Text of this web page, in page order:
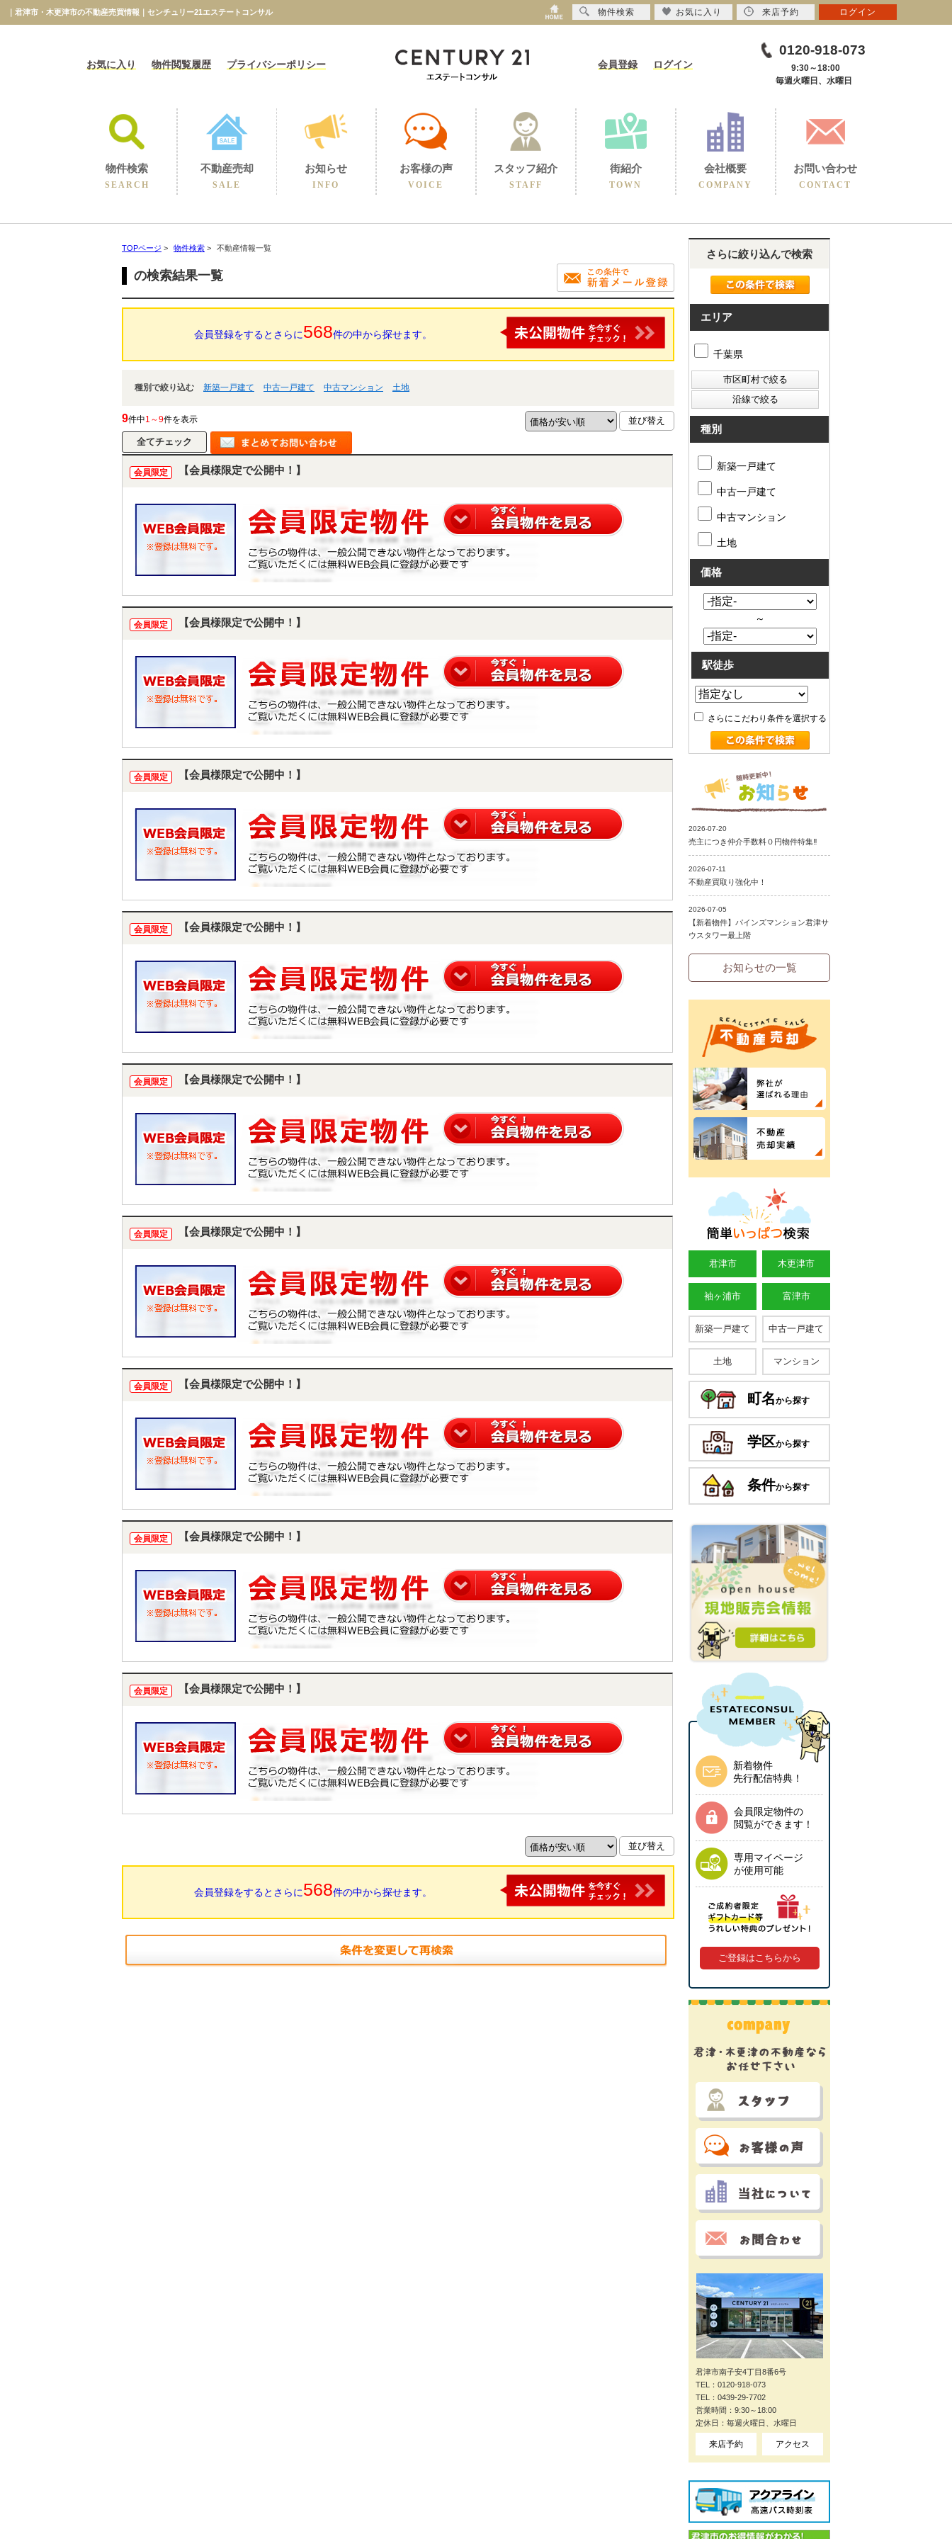
｜君津市・木更津市の不動産売買情報｜センチュリー21エステートコンサル
お気に入り 物件閲覧履歴 プライバシーポリシー 会員登録 ログイン
0120-918-073
9:30～18:00
毎週火曜日、水曜日
物件検索
SEARCH
不動産売却
SALE
お知らせ
INFO
お客様の声
VOICE
スタッフ紹介
STAFF
街紹介
TOWN
会社概要
COMPANY
お問い合わせ
CONTACT
TOPページ > 物件検索 > 不動産情報一覧
の検索結果一覧
会員登録をするとさらに568件の中から探せます。
種別で絞り込む 新築一戸建て 中古一戸建て 中古マンション 土地
9件中1～9件を表示
会員限定 【会員様限定で公開中！】
会員限定 【会員様限定で公開中！】
会員限定 【会員様限定で公開中！】
会員限定 【会員様限定で公開中！】
会員限定 【会員様限定で公開中！】
会員限定 【会員様限定で公開中！】
会員限定 【会員様限定で公開中！】
会員限定 【会員様限定で公開中！】
会員限定 【会員様限定で公開中！】
会員登録をするとさらに568件の中から探せます。
さらに絞り込んで検索
エリア
千葉県
種別
新築一戸建て
中古一戸建て
中古マンション
土地
価格
～
駅徒歩
さらにこだわり条件を選択する
お知らせの一覧
君津市 木更津市
袖ヶ浦市 富津市
新築一戸建て 中古一戸建て
土地 マンション
町名から探す
学区から探す
条件から探す
新着物件
先行配信特典！
会員限定物件の
閲覧ができます！
専用マイページ
が使用可能
ご登録はこちらから
君津市南子安4丁目8番6号
TEL：0120-918-073
TEL：0439-29-7702
営業時間：9:30～18:00
定休日：毎週火曜日、水曜日
来店予約 アクセス
物件検索 お気に入り 来店予約 ログイン